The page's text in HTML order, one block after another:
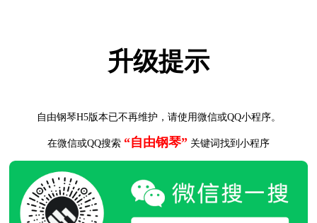
升级提示
自由钢琴H5版本已不再维护，请使用微信或QQ小程序。
在微信或QQ搜索 “自由钢琴” 关键词找到小程序